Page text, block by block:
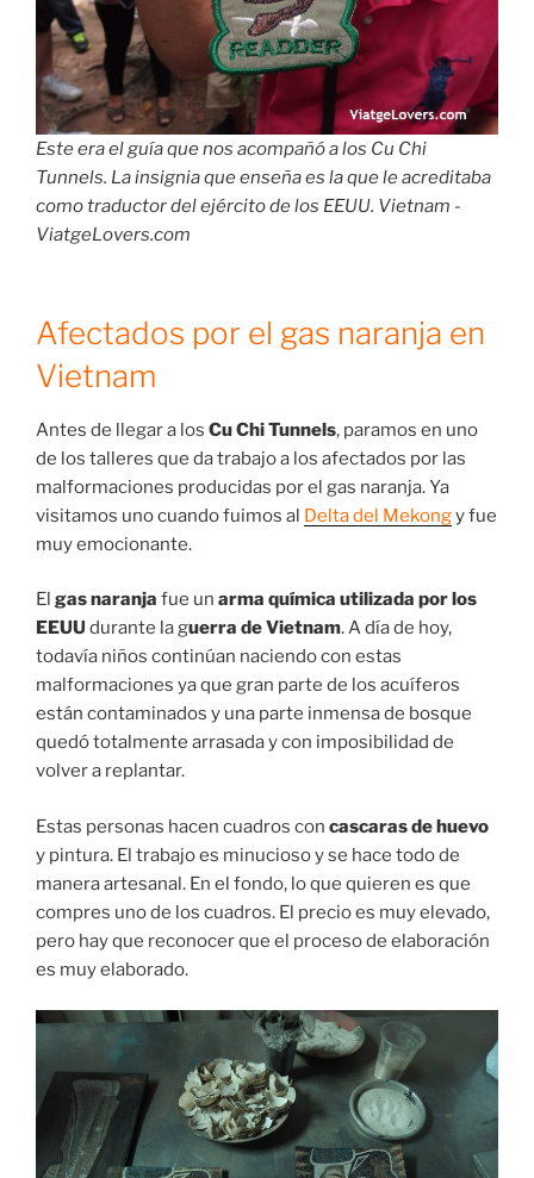
Este era el guía que nos acompañó a los Cu Chi
Tunnels. La insignia que enseña es la que le acreditaba
como traductor del ejército de los EEUU. Vietnam -
ViatgeLovers.com
Afectados por el gas naranja en
Vietnam
Antes de llegar a los Cu Chi Tunnels, paramos en uno
de los talleres que da trabajo a los afectados por las
malformaciones producidas por el gas naranja. Ya
visitamos uno cuando fuimos al Delta del Mekongy fue
muy emocionante.
El gas naranja fue un arma química utilizada por los
EEUU durante la guerra de Vietnam. A día de hoy,
todavía niños continúan naciendo con estas
malformaciones ya que gran parte de los acuíferos
están contaminados y una parte inmensa de bosque
quedó totalmente arrasada y con imposibilidad de
volver a replantar.
Estas personas hacen cuadros con cascaras de huevo
y pintura. El trabajo es minucioso y se hace todo de
manera artesanal. En el fondo, lo que quieren es que
compres uno de los cuadros. El precio es muy elevado,
pero hay que reconocer que el proceso de elaboración
es muy elaborado.